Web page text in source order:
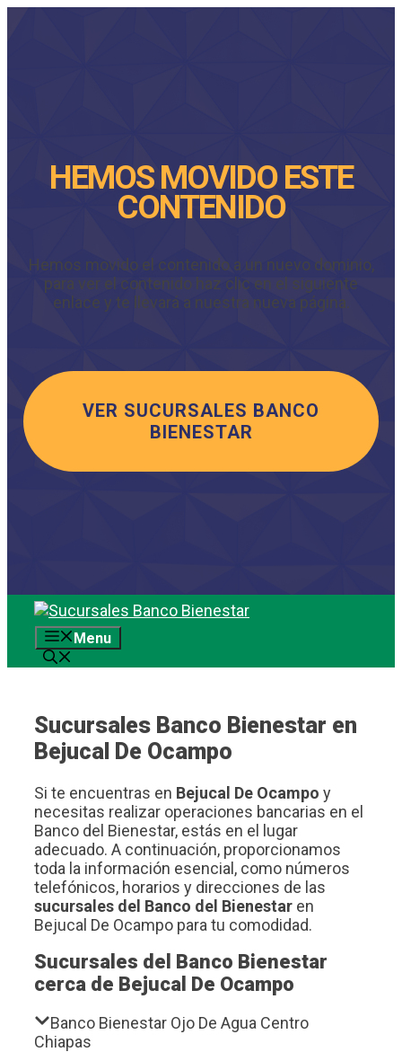
HEMOS MOVIDO ESTE
CONTENIDO
Hemos movido el contenido a un nuevo dominio,
para ver el contenido haz clic en el siguiente
enlace y te llevará a nuestra nueva página.
VER SUCURSALES BANCO
BIENESTAR
Saltar
contenidoMenu
Sucursales Banco Bienestar en
Bejucal De Ocampo
Si te encuentras en Bejucal De Ocampo y
necesitas realizar operaciones bancarias en el
Banco del Bienestar, estás en el lugar
adecuado. A continuación, proporcionamos
toda la información esencial, como números
telefónicos, horarios y direcciones de las
sucursales del Banco del Bienestar en
Bejucal De Ocampo para tu comodidad.
Sucursales del Banco Bienestar
cerca de Bejucal De Ocampo
Banco Bienestar Ojo De Agua Centro
Chiapas